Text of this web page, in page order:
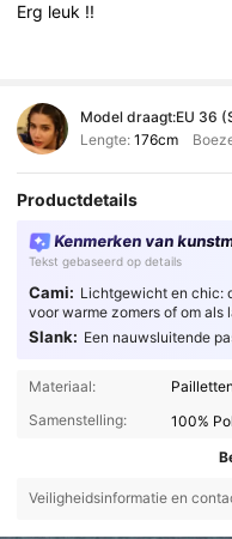
Erg leuk !!
Model draagt:EU 36
Lengte: 176cm
Productdetails
Kenmerken van
Tekst gebaseerd op details
Cami: Lichtgewicht en chic:
voor warme zomers of om als
gestroomlijnd en ademend
Slank: Een nauwsluitende
Materiaal:
Pailletten
Samenstelling:
100%
Veiligheidsinformatie en